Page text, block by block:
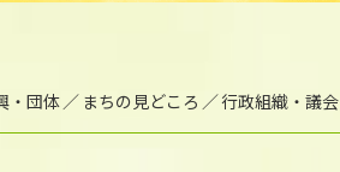
・団体 まちの見どころ 行政組織・議会